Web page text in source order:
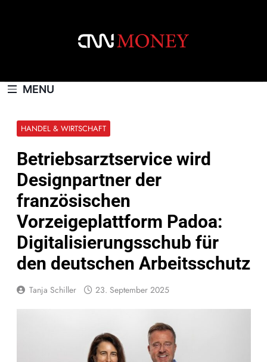
MENU
HANDEL & WIRTSCHAFT
Betriebsarztservice wird
Designpartner der
französischen
Vorzeigeplattform Padoa:
Digitalisierungsschub für
den deutschen Arbeitsschutz
Tanja Schiller 23. September 2025